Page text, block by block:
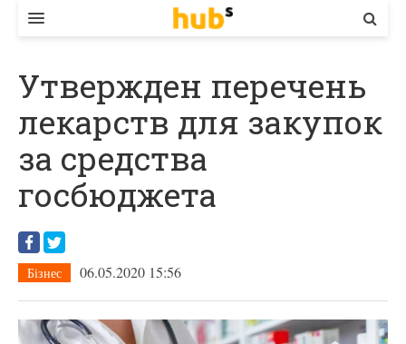
ЕКОНОМІКА
БІЗНЕС
СТАРТЕР
КОНТАКТИ
Утвержден перечень
лекарств для закупок
за средства
госбюджета
Бізнес 06.05.2020 15:56